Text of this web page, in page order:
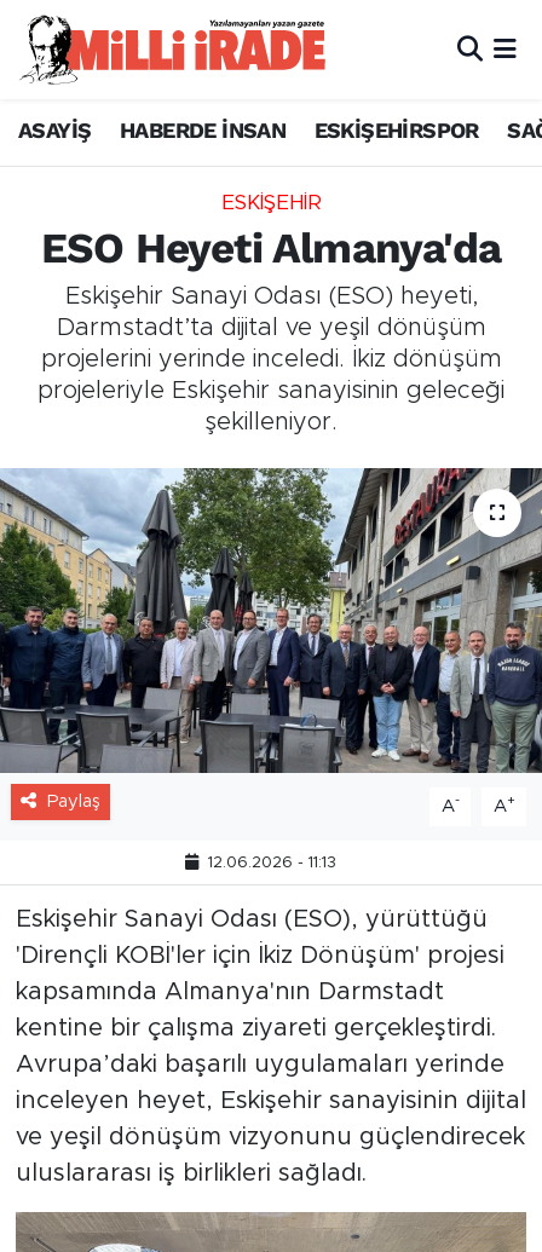
ASAYİŞ HABERDE İNSAN ESKİŞEHİRSPOR
ESKİŞEHİR
ESO Heyeti Almanya'da
Eskişehir Sanayi Odası (ESO) heyeti,
Darmstadt’ta dijital ve yeşil dönüşüm
projelerini yerinde inceledi. İkiz dönüşüm
projeleriyle Eskişehir sanayisinin geleceği
şekilleniyor.
Paylaş A- A+
12.06.2026 - 11:13
Eskişehir Sanayi Odası (ESO), yürüttüğü
'Dirençli KOBİ'ler için İkiz Dönüşüm' projesi
kapsamında Almanya'nın Darmstadt
kentine bir çalışma ziyareti gerçekleştirdi.
Avrupa’daki başarılı uygulamaları yerinde
inceleyen heyet, Eskişehir sanayisinin dijital
ve yeşil dönüşüm vizyonunu güçlendirecek
uluslararası iş birlikleri sağladı.